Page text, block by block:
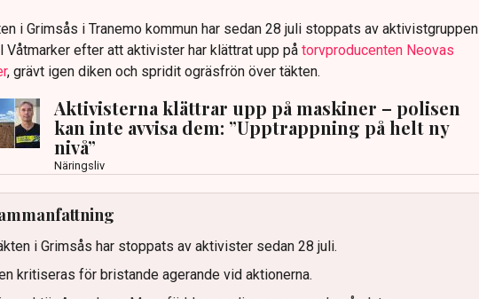
i Grimsås i Tranemo kommun har sedan 28 juli stoppats av aktivistgruppen
Våtmarker efter att aktivister har klättrat upp påtorvproducenten Neovas
, grävt igen diken och spridit ogräsfrön över täkten.
Aktivisterna klättrar upp på maskiner – polisen
kan inte avvisa dem: ”Upptrappning på helt ny
nivå”
Näringsliv
i Grimsås har stoppats av aktivister sedan 28 juli.
kritiseras för bristande agerande vid aktionerna.